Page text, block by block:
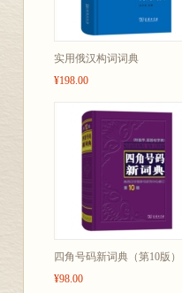
实用俄汉构词词典
¥198.00
四角号码新词典（第10版）
¥98.00